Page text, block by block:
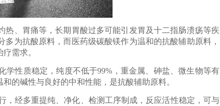
、胃痛等，长期胃酸过多可能引发胃及十二指肠溃疡等疾
为抗酸原料，而医药级碳酸镁作为温和的抗酸辅助原料，
需求。
性质稳定，纯度不低于99%，重金属、砷盐、微生物等有
的碱性与良好的中和性能，是抗酸辅助原料。
经多重提纯、净化、检测工序制成，反应活性稳定，可与